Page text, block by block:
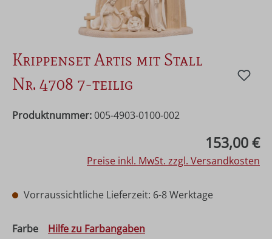
Krippenset Artis mit Stall
Nr. 4708 7-teilig
Produktnummer: 005-4903-0100-002
153,00 €
Preise inkl. MwSt. zzgl. Versandkosten
Vorraussichtliche Lieferzeit: 6-8 Werktage
Farbeauswählen
Hilfe zu Farbangaben